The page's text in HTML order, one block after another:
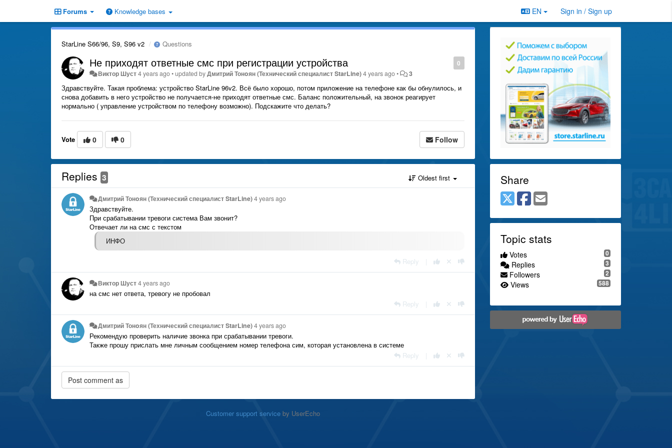
Forums Knowledge bases EN Sign in / Sign up
StarLine S66/96, S9, S96 v2 Questions
0
Не приходят ответные смс при регистрации устройства
Виктор Шуст4 years ago•updated byДмитрий Тонoян (Технический специалист StarLine)4 years ago• 3
Здравствуйте. Такая проблема: устройство StarLine 96v2. Всё было хорошо, потом приложение на телефоне как бы обнулилось, и
снова добавить в него устройство не получается-не приходят ответные смс. Баланс положительный, на звонок реагирует
нормально ( управление устройством по телефону возможно). Подскажите что делать?
Vote 0 0 Follow
Replies 3 Oldest first
Дмитрий Тонoян (Технический специалист StarLine)4 years ago
Здравствуйте.
При срабатывании тревоги система Вам звонит?
Отвечает ли на смс с текстом
ИНФО
Reply
Виктор Шуст4 years ago
на смс нет ответа, тревогу не пробовал
Reply
Дмитрий Тонoян (Технический специалист StarLine)4 years ago
Рекомендую проверить наличие звонка при срабатывании тревоги.
Также прошу прислать мне личным сообщением номер телефона сим, которая установлена в системе
Reply
Customer support serviceby UserEcho
Share
Topic stats
0
Votes
3
Replies
2
Followers
588
Views